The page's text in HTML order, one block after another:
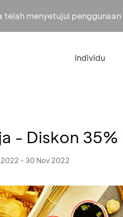
telah menyetujui penggunaan
Individu
- Diskon
- 30 Nov 2022